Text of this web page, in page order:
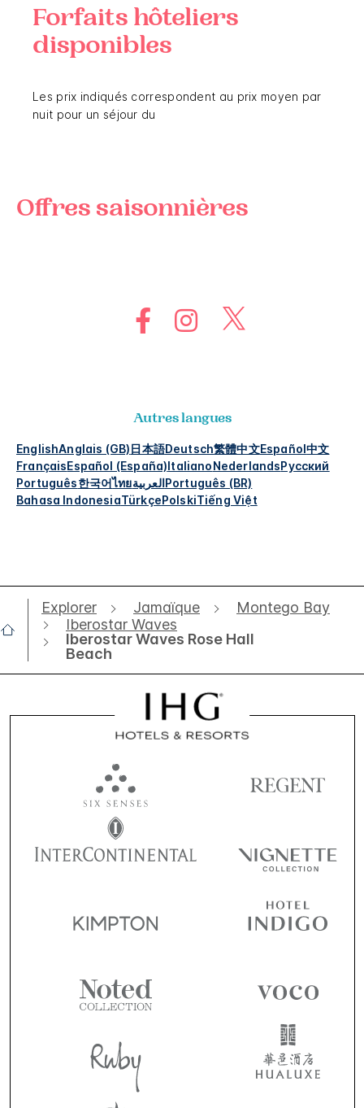
Forfaits hôteliers
disponibles
Les prix indiqués correspondent au prix moyen par
nuit pour un séjour du
Offres saisonnières
Autres langues
EnglishAnglais (GB)日本語Deutsch繁體中文Español中文
FrançaisEspañol (España)ItalianoNederlandsРусский
Português한국어ไทยالعربيةPortuguês (BR)
Bahasa IndonesiaTürkçePolskiTiếng Việt
Explorer Jamaïque
Montego Bay
Iberostar Waves
Iberostar Waves Rose Hall
Beach